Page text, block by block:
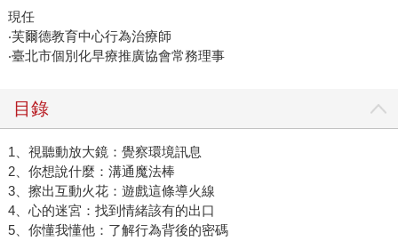
現任
‧芙爾德教育中心行為治療師
‧臺北市個別化早療推廣協會常務理事
目錄
1、視聽動放大鏡：覺察環境訊息
2、你想說什麼：溝通魔法棒
3、擦出互動火花：遊戲這條導火線
4、心的迷宮：找到情緒該有的出口
5、你懂我懂他：了解行為背後的密碼